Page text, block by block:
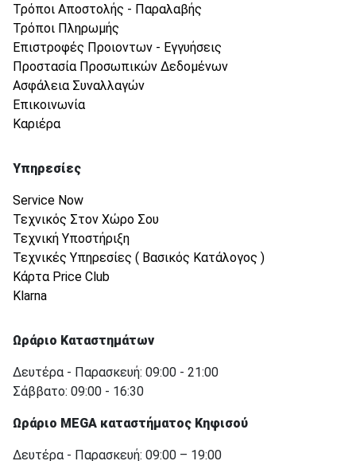
Τρόποι Αποστολής - Παραλαβής
Τρόποι Πληρωμής
Επιστροφές Προιοντων - Εγγυήσεις
Προστασία Προσωπικών Δεδομένων
Ασφάλεια Συναλλαγών
Επικοινωνία
Καριέρα
Υπηρεσίες
Service Now
Τεχνικός Στον Χώρο Σου
Τεχνική Υποστήριξη
Τεχνικές Υπηρεσίες ( Βασικός Κατάλογος )
Κάρτα Price Club
Klarna
Ωράριο Καταστημάτων
Δευτέρα - Παρασκευή: 09:00 - 21:00
Σάββατο: 09:00 - 16:30
Ωράριο MEGA καταστήματος Κηφισού
Δευτέρα - Παρασκευή: 09:00 – 19:00